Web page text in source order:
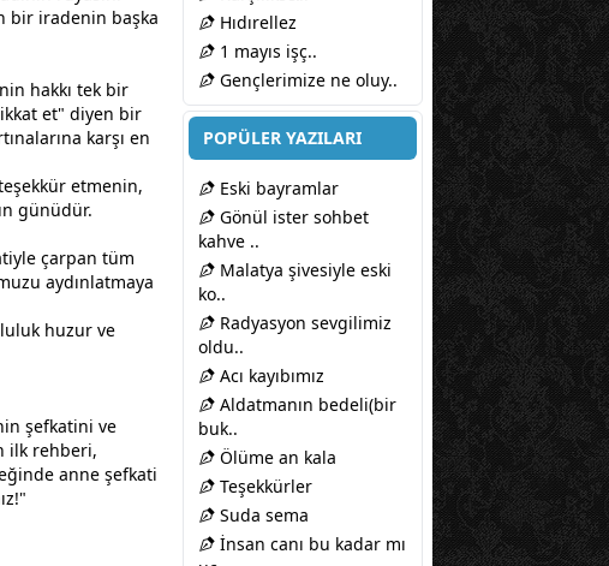
bir iradenin başka
nin hakkı tek bir
et" diyen bir
karşı en
etmenin,
günüdür.
çarpan tüm
aydınlatmaya
huzur ve
şefkatini ve
ilk rehberi,
anne şefkati
Hıdırellez
1 mayıs işç..
Gençlerimize ne oluy..
POPÜLER YAZILARI
Eski bayramlar
Gönül ister sohbet
kahve ..
Malatya şivesiyle eski
ko..
Radyasyon sevgilimiz
oldu..
Acı kayıbımız
Aldatmanın bedeli(bir
buk..
Ölüme an kala
Teşekkürler
Suda sema
İnsan canı bu kadar mı